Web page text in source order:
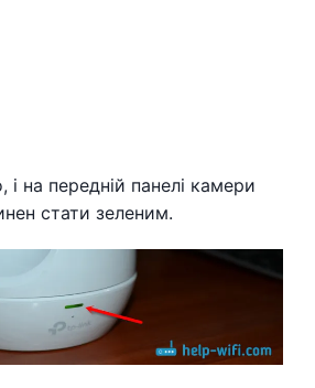
на передній панелі камери
стати зеленим.